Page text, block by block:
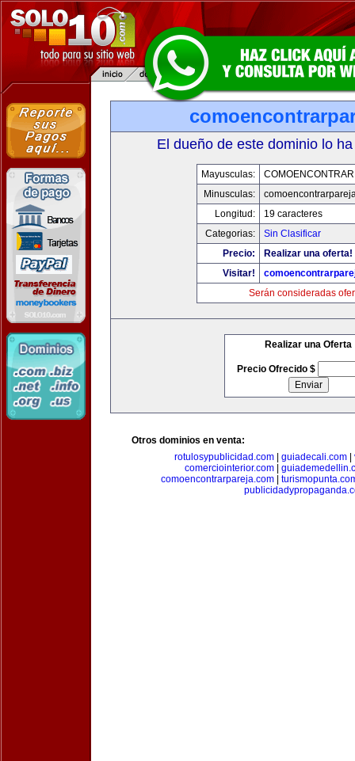
El dueño de este dominio lo
Mayusculas:
Minusculas:
Longitud:
19 caracteres
Categorias:
Sin Clasificar
Precio:
Realizar una oferta!
Visitar!
Serán consideradas
Realizar una Oferta
Precio Ofrecido $
Otros dominios en venta:
rotulosypublicidad.com
guiadecali.com
comerciointerior.com
comoencontrarpareja.com